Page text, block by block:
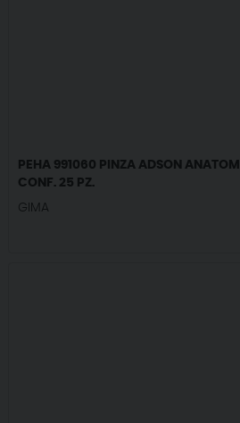
PEHA 991060 PINZA ADSON
CONF. 25 PZ.
GIMA